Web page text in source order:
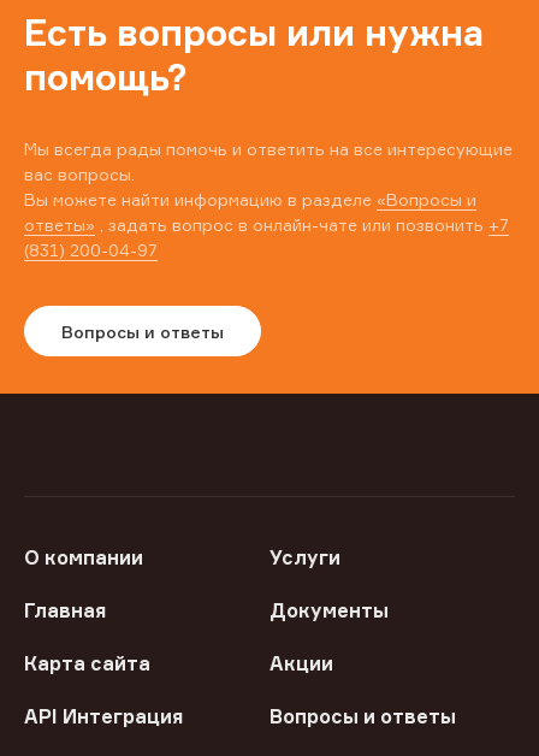
Есть вопросы или нужна
помощь?
Мы всегда рады помочь и ответить на все интересующие
вас вопросы.
Вы можете найти информацию в разделе «Вопросы и
ответы» , задать вопрос в онлайн-чате или позвонить +7
(831) 200-04-97
Вопросы и ответы
О компании Услуги
Главная Документы
Карта сайта Акции
API Интеграция Вопросы и ответы